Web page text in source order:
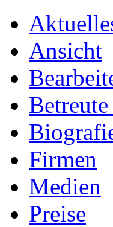
Ansicht
Firmen
Medien
Preise